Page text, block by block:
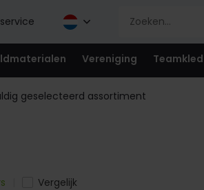
Vereniging
geselecteerd assortiment
Vergelijk